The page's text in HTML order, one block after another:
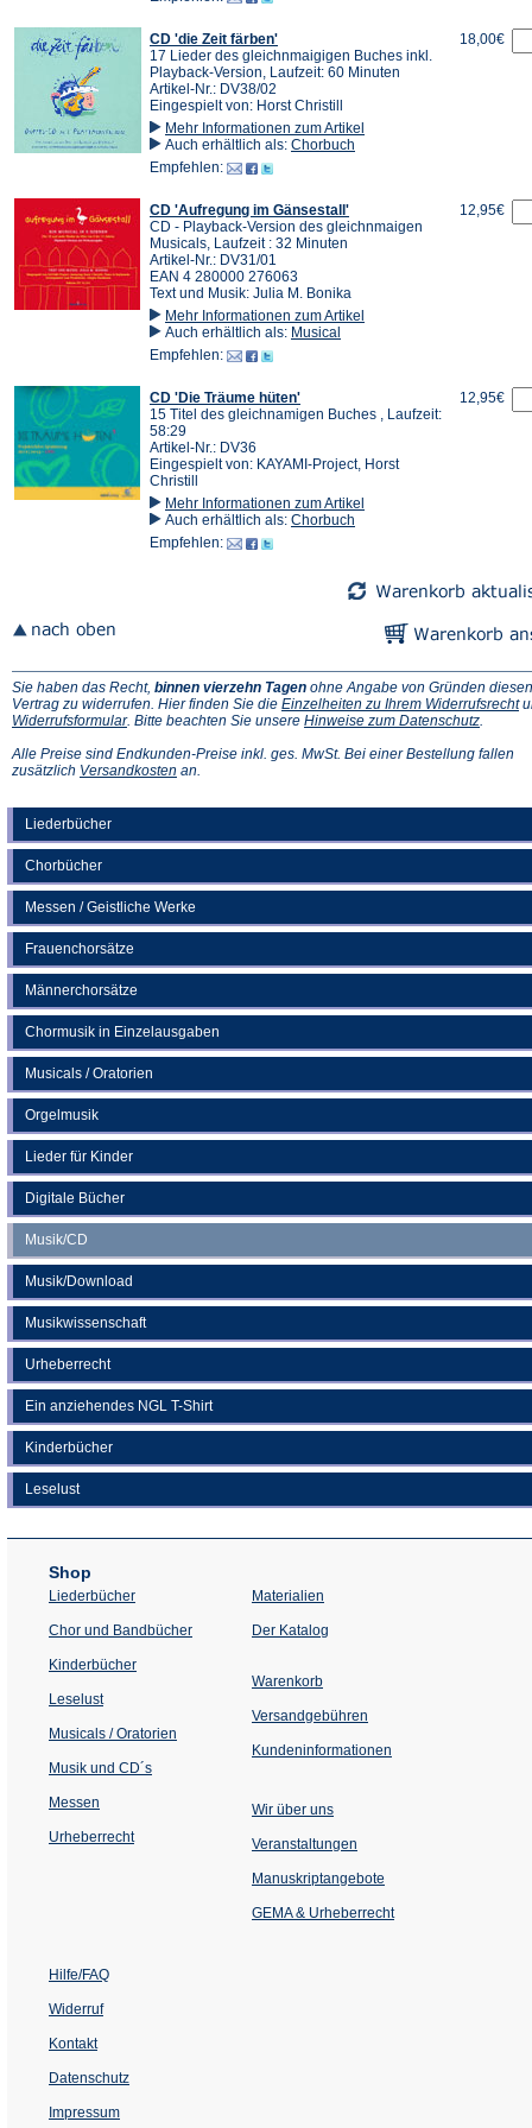
Liederbücher
Chorbücher
Messen / Geistliche Werke
Frauenchorsätze
Männerchorsätze
Chormusik in Einzelausgaben
Musicals / Oratorien
Orgelmusik
Lieder für Kinder
Digitale Bücher
Musik/CD
Musik/Download
Musikwissenschaft
Urheberrecht
Ein anziehendes NGL T-Shirt
Kinderbücher
Leselust
CD 'die Zeit färben'
17 Lieder des gleichnmaigigen Buches inkl.
Playback-Version, Laufzeit: 60 Minuten
Artikel-Nr.: DV38/02
Eingespielt von: Horst Christill
Mehr Informationen zum Artikel
Auch erhältlich als: Chorbuch
Empfehlen:
18,00€
CD 'Aufregung im Gänsestall'
CD - Playback-Version des gleichnmaigen
Musicals, Laufzeit : 32 Minuten
Artikel-Nr.: DV31/01
EAN 4 280000 276063
Text und Musik: Julia M. Bonika
Mehr Informationen zum Artikel
Auch erhältlich als: Musical
Empfehlen:
12,95€
CD 'Die Träume hüten'
15 Titel des gleichnamigen Buches , Laufzeit:
58:29
Artikel-Nr.: DV36
Eingespielt von: KAYAMI-Project, Horst
Christill
Mehr Informationen zum Artikel
Auch erhältlich als: Chorbuch
Empfehlen:
12,95€
Sie haben das Recht, binnen vierzehn Tagen ohne Angabe von Gründen diesen
Vertrag zu widerrufen. Hier finden Sie die Einzelheiten zu Ihrem Widerrufsrecht
Widerrufsformular(Öffnet
einem
neuen
. Bitte beachten Sie unsere Hinweise zum Datenschutz(Öffnet
einem
Alle Preise sind Endkunden-Preise inkl. ges. MwSt. Bei einer Bestellung fallen
zusätzlich Versandkosten (Öffnet
an.
Shop
Liederbücher
Chor und Bandbücher
Kinderbücher
Leselust
Musicals / Oratorien
Musik und CD´s
Messen
Urheberrecht
Materialien
Der Katalog
Warenkorb
Versandgebühren
Kundeninformationen
Wir über uns
Veranstaltungen
einem
Tab)
Manuskriptangebote
GEMA & Urheberrecht
Hilfe/FAQ
Widerruf
Kontakt
Datenschutz
Impressum